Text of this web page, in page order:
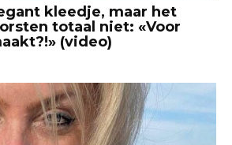
kleedje, maar het
totaal niet: «Voor
(video)